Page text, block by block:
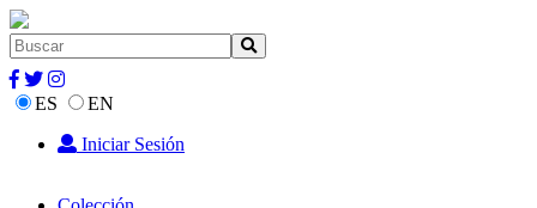
ES
EN
Iniciar Sesión